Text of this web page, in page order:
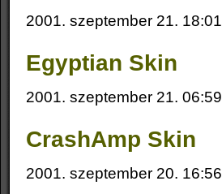
2001. szeptember 21. 18:01
Egyptian Skin
2001. szeptember 21. 06:59
CrashAmp Skin
2001. szeptember 20. 16:56